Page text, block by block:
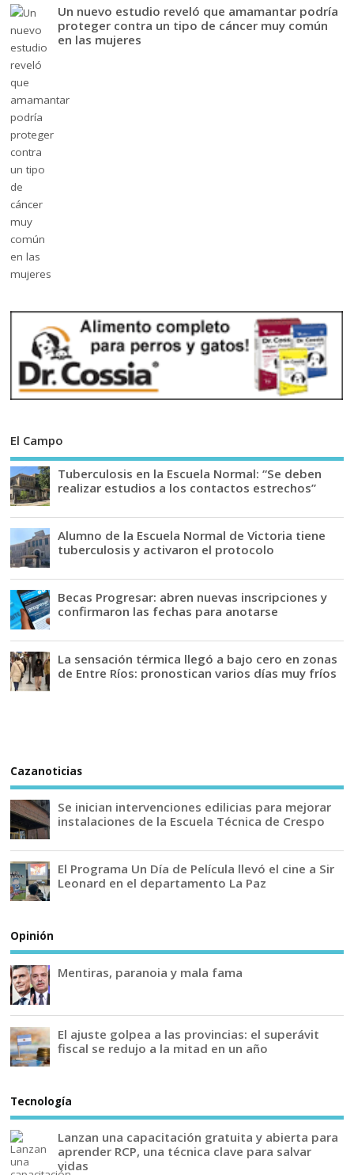
Un nuevo estudio reveló que amamantar podría
proteger contra un tipo de cáncer muy común
en las mujeres
El Campo
Tuberculosis en la Escuela Normal: “Se deben
realizar estudios a los contactos estrechos”
Alumno de la Escuela Normal de Victoria tiene
tuberculosis y activaron el protocolo
Becas Progresar: abren nuevas inscripciones y
confirmaron las fechas para anotarse
La sensación térmica llegó a bajo cero en zonas
de Entre Ríos: pronostican varios días muy fríos
Cazanoticias
Se inician intervenciones edilicias para mejorar
instalaciones de la Escuela Técnica de Crespo
El Programa Un Día de Película llevó el cine a Sir
Leonard en el departamento La Paz
Opinión
Mentiras, paranoia y mala fama
El ajuste golpea a las provincias: el superávit
fiscal se redujo a la mitad en un año
Tecnología
Lanzan una capacitación gratuita y abierta para
aprender RCP, una técnica clave para salvar
vidas